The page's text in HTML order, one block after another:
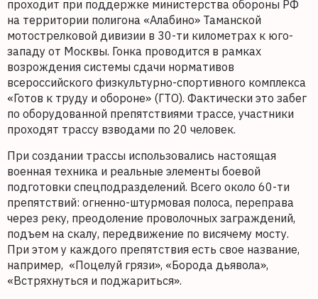
проходит при поддержке министерства обороны РФ
на территории полигона «Алабино» Таманской
мотострелковой дивизии в 30-ти километрах к юго-
западу от Москвы. Гонка проводится в рамках
возрождения системы сдачи нормативов
всероссийского физкультурно-спортивного комплекса
«Готов к труду и обороне» (ГТО). Фактически это забег
по оборудованной препятствиями трассе, участники
проходят трассу взводами по 20 человек.
При создании трассы использовались настоящая
военная техника и реальные элементы боевой
подготовки спецподразделений. Всего около 60-ти
препятствий: огненно-штурмовая полоса, переправа
через реку, преодоление проволочных заграждений,
подъем на скалу, передвижение по висячему мосту.
При этом у каждого препятствия есть свое название,
например, «Поцелуй грязи», «Борода дьявола»,
«Встряхнуться и поджариться».